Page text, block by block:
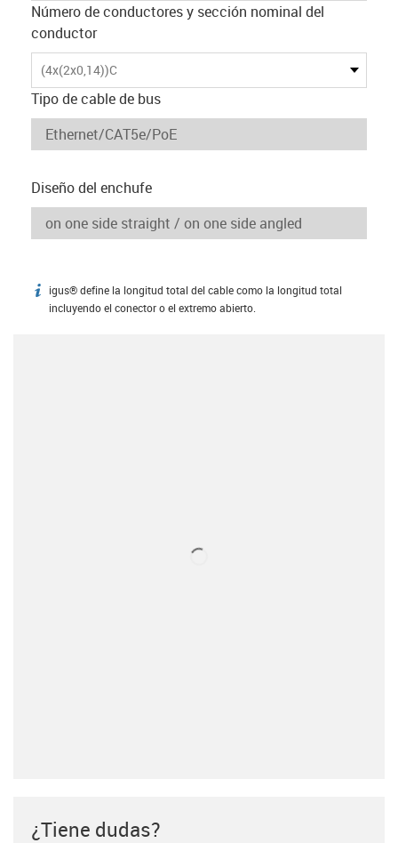
Número de conductores y sección nominal del
conductor
(4x(2x0,14))C
Tipo de cable de bus
Diseño del enchufe
igus-icon-info
igus® define la longitud total del cable como la longitud total
incluyendo el conector o el extremo abierto.
¿Tiene dudas?